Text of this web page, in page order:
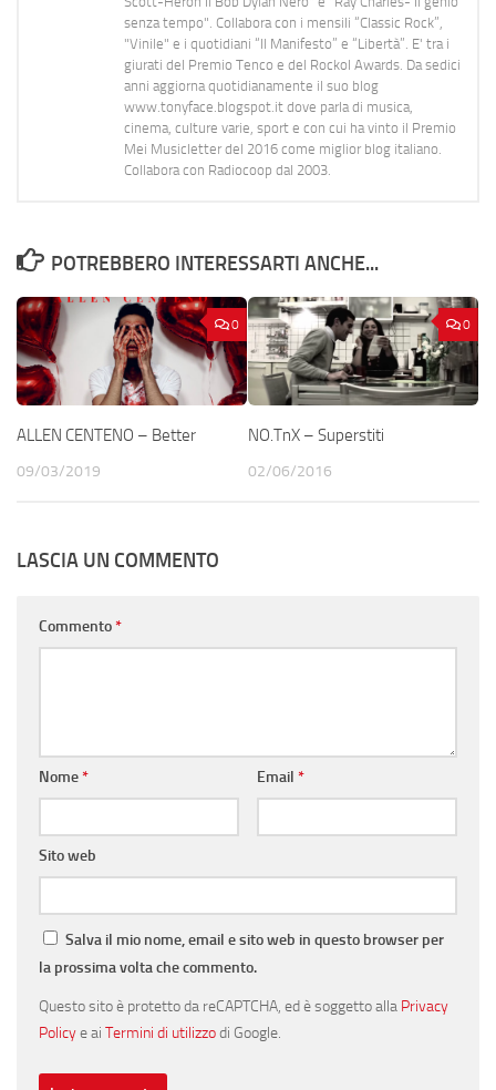
senza tempo". Collabora con i mensili “Classic Rock”,
"Vinile" e i quotidiani “Il Manifesto” e “Libertà”. E' tra i
giurati del Premio Tenco e del Rockol Awards. Da sedici
anni aggiorna quotidianamente il suo blog
www.tonyface.blogspot.it dove parla di musica,
cinema, culture varie, sport e con cui ha vinto il Premio
Mei Musicletter del 2016 come miglior blog italiano.
Collabora con Radiocoop dal 2003.
POTREBBERO INTERESSARTI ANCHE...
0
ALLEN CENTENO – Better
09/03/2019
0
NO.TnX – Superstiti
02/06/2016
LASCIA UN COMMENTO
Commento*
Nome* Email *
Sito web
Salva il mio nome, email e sito web in questo browser per
la prossima volta che commento.
Questo sito è protetto da reCAPTCHA, ed è soggetto alla Privacy
Policye ai Termini di utilizzodi Google.